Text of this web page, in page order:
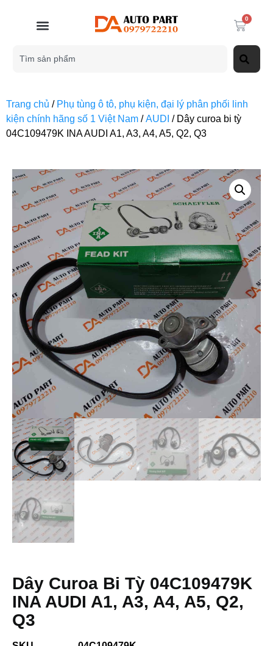
0
Trang chủ / Phụ tùng ô tô, phụ kiện, đại lý phân phối linh
kiện chính hãng số 1 Việt Nam /AUDI / Dây curoa bi tỳ
04C109479K INA AUDI A1, A3, A4, A5, Q2, Q3
Dây Curoa Bi Tỳ 04C109479K
INA AUDI A1, A3, A4, A5, Q2,
Q3